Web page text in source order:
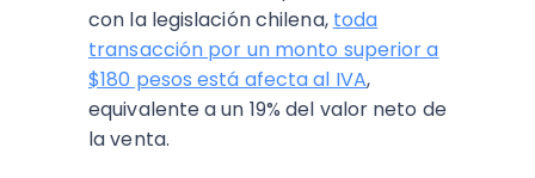
con la legislación chilena, toda
transacción por un monto superior a
$180 pesos está afecta al IVA,
equivalente a un 19% del valor neto de
la venta.